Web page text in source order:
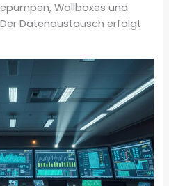
Wallboxes und
Datenaustausch erfolgt